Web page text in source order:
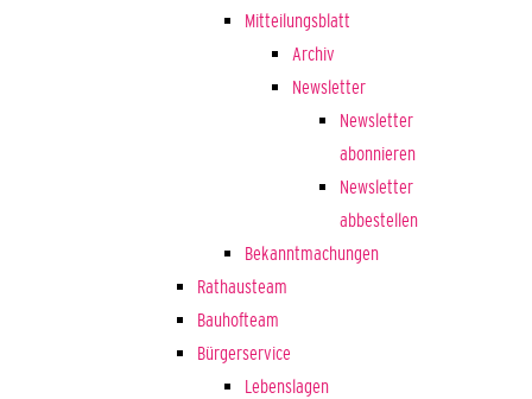
Mitteilungsblatt
Archiv
Newsletter
Newsletter
abonnieren
Newsletter
abbestellen
Bekanntmachungen
Rathausteam
Bauhofteam
Bürgerservice
Lebenslagen